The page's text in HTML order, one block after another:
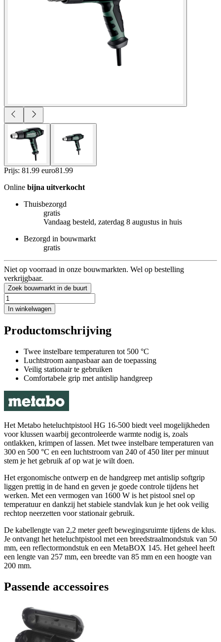
Prijs: 81.99 euro81 .99
Online bijna uitverkocht
Thuisbezorgd
gratis
Vandaag besteld, zaterdag 8 augustus in huis
Bezorgd in bouwmarkt
gratis
Niet op voorraad in onze bouwmarkten. Wel op bestelling
verkrijgbaar.
Zoek bouwmarkt in de buurt
In winkelwagen
Productomschrijving
Twee instelbare temperaturen tot 500 °C
Luchtstroom aanpasbaar aan de toepassing
Veilig stationair te gebruiken
Comfortabele grip met antislip handgreep
Het Metabo heteluchtpistool HG 16-500 biedt veel mogelijkheden
voor klussen waarbij gecontroleerde warmte nodig is, zoals
ontlakken, krimpen of lassen. Met twee instelbare temperaturen van
300 en 500 °C en een luchtstroom van 240 of 450 liter per minuut
stem je het gebruik af op wat je wilt doen.
Het ergonomische ontwerp en de handgreep met antislip softgrip
liggen prettig in de hand en geven je goede controle tijdens het
werken. Met een vermogen van 1600 W is het pistool snel op
temperatuur en dankzij het stabiele standvlak kun je het ook veilig
rechtop neerzetten voor stationair gebruik.
De kabellengte van 2,2 meter geeft bewegingsruimte tijdens de klus.
Je ontvangt het heteluchtpistool met een breedstraalmondstuk van 50
mm, een reflectormondstuk en een MetaBOX 145. Het geheel heeft
een lengte van 257 mm, een breedte van 85 mm en een hoogte van
200 mm.
Passende accessoires